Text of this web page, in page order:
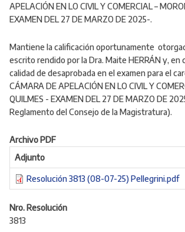
APELACIÓN EN LO CIVIL Y COMERCIAL –
EXAMEN DEL 27 DE MARZO DE 2025-.
Mantiene la calificación oportunamente
escrito rendido por laDra. Maite HERRÁNy, en
calidad de desaprobadaen el examen para el
CÁMARA DE APELACIÓN EN LO CIVIL Y
QUILMES - EXAMEN DEL 27 DE MARZO DE
Reglamento del Consejo de la Magistratura).
Archivo PDF
Adjunto
Resolución 3813 (08-07-25) Pellegrini.pdf
Nro. Resolución
3813